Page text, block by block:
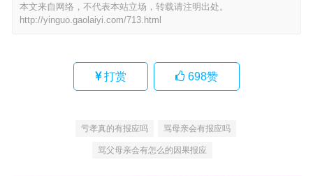
本文来自网络，不代表本站立场，转载请注明出处。
http://yinguo.gaolaiyi.com/713.html
打赏 698赞
亏孝真的有报应吗 骂母亲会有报应吗
骂父母亲会有怎么的因果报应